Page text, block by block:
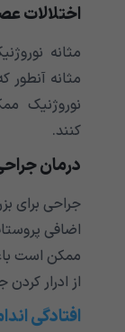
اختلالات
مثانه
مثانه آنطور
نوروژنیک
کنند.
درمان
جراحی برای
اضافی
ممکن است
از ادرار کردن
افتادگی